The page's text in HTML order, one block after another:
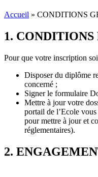
Accueil » CONDITIONS
1.
Pour que votre inscription
Disposer du diplôme
concerné ;
Signer le formulaire
Mettre à jour votre
portail de l’Ecole
pour mettre à jour et
réglementaires).
2.